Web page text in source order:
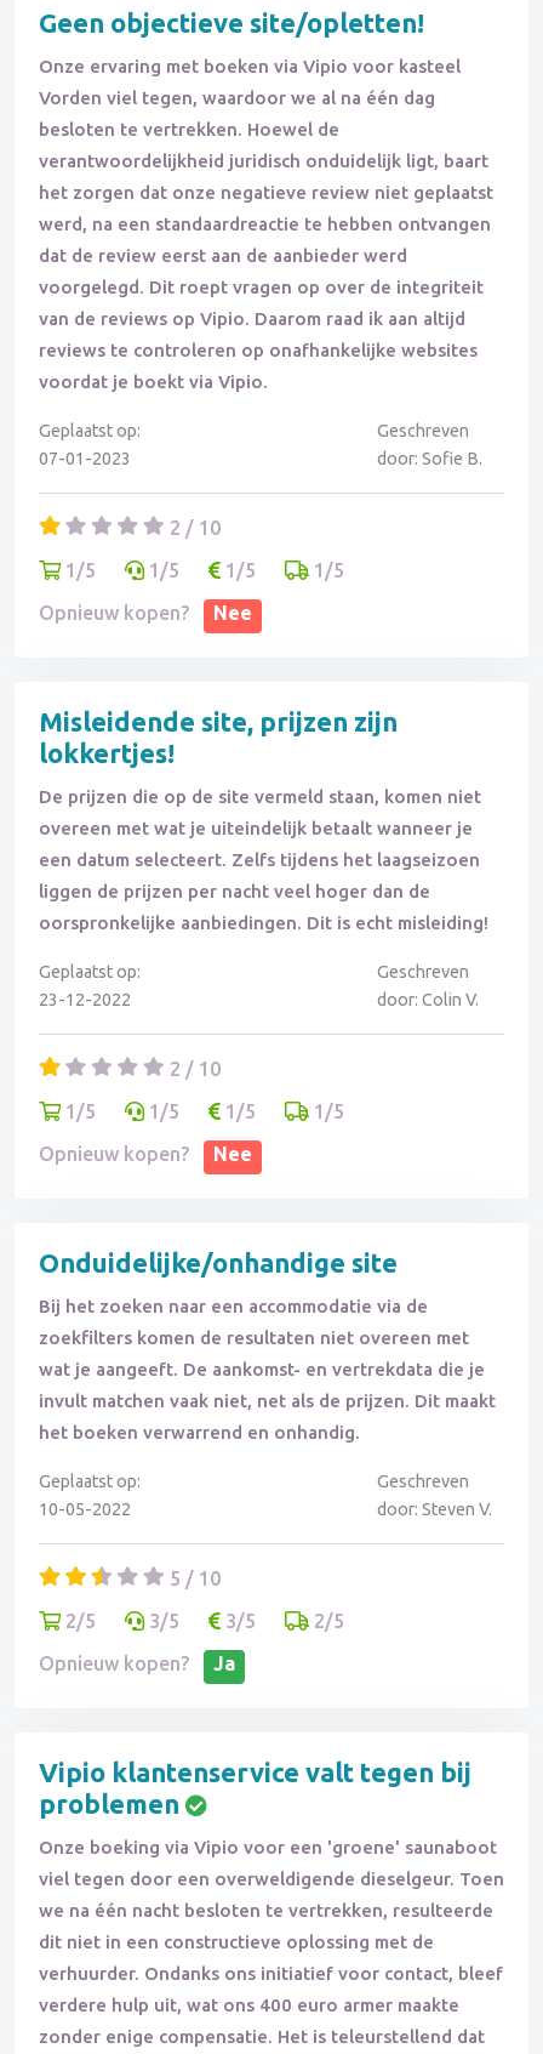
Geen objectieve site/opletten!
Onze ervaring met boeken via Vipio voor kasteel
Vorden viel tegen, waardoor we al na één dag
besloten te vertrekken. Hoewel de
verantwoordelijkheid juridisch onduidelijk ligt, baart
het zorgen dat onze negatieve review niet geplaatst
werd, na een standaardreactie te hebben ontvangen
dat de review eerst aan de aanbieder werd
voorgelegd. Dit roept vragen op over de integriteit
van de reviews op Vipio. Daarom raad ik aan altijd
reviews te controleren op onafhankelijke websites
voordat je boekt via Vipio.
Geplaatst op:
07-01-2023
Geschreven
door: Sofie B.
2 / 10
1/5
1/5 1/5
1/5
Opnieuw kopen?
Nee
Misleidende site, prijzen zijn
lokkertjes!
De prijzen die op de site vermeld staan, komen niet
overeen met wat je uiteindelijk betaalt wanneer je
een datum selecteert. Zelfs tijdens het laagseizoen
liggen de prijzen per nacht veel hoger dan de
oorspronkelijke aanbiedingen. Dit is echt misleiding!
Geplaatst op:
23-12-2022
Geschreven
door: Colin V.
2 / 10
1/5
1/5 1/5
1/5
Opnieuw kopen?
Nee
Onduidelijke/onhandige site
Bij het zoeken naar een accommodatie via de
zoekfilters komen de resultaten niet overeen met
wat je aangeeft. De aankomst- en vertrekdata die je
invult matchen vaak niet, net als de prijzen. Dit maakt
het boeken verwarrend en onhandig.
Geplaatst op:
10-05-2022
Geschreven
door: Steven V.
5 / 10
2/5
3/5 3/5
2/5
Opnieuw kopen?
Ja
Vipio klantenservice valt tegen bij
problemen
Onze boeking via Vipio voor een 'groene' saunaboot
viel tegen door een overweldigende dieselgeur. Toen
we na één nacht besloten te vertrekken, resulteerde
dit niet in een constructieve oplossing met de
verhuurder. Ondanks ons initiatief voor contact, bleef
verdere hulp uit, wat ons 400 euro armer maakte
zonder enige compensatie. Het is teleurstellend dat